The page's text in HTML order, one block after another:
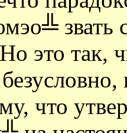
звать
это так,
что